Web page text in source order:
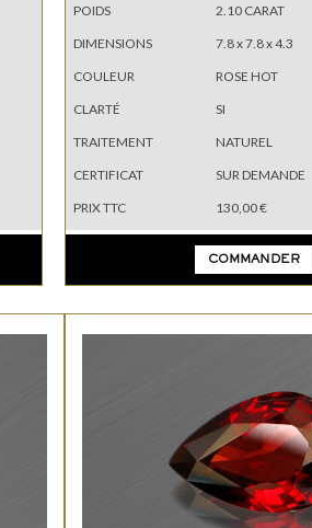
POIDS
2.10 CARAT
DIMENSIONS
7.8 x 7.8 x 4.3
COULEUR
ROSE HOT
CLARTÉ
SI
TRAITEMENT
NATUREL
CERTIFICAT
SUR DEMANDE
PRIX TTC
130,00 €
COMMANDER